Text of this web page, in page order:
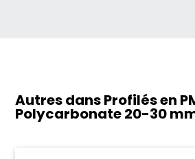
Autres dans Profilés en
Polycarbonate20-30